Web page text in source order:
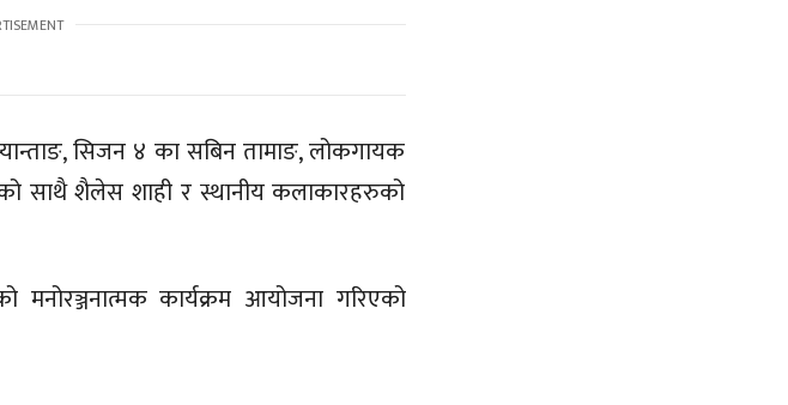
सिजन ४ का सबिन तामाङ, लोकगायक
साथै शैलेस शाही र स्थानीय कलाकारहरुको
मनोरञ्जनात्मक कार्यक्रम आयोजना गरिएको